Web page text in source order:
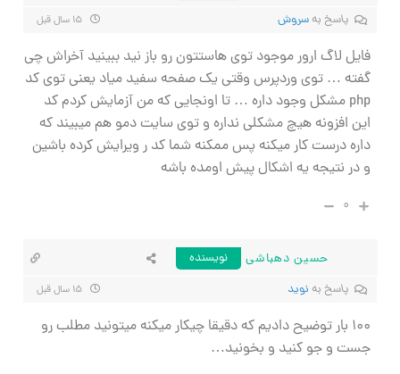
پاسخ بهسروش
فایل لاگ ارور موجود توی هاستتون رو باز نید ببینید آخراش چی
گفته … توی وردپرس وقتی یک صفحه سفید میاد یعنی توی کد
php مشکل وجود داره … تا اونجایی که من آزمایش کردم کد
این افزونه هیچ مشکلی نداره و توی سایت دمو هم میبیند که
داره درست کار میکنه پس ممکنه شما کد ر ویرایش کرده باشین
و در نتیجه یه اشکال پیش اومده باشه
۰
حسین دهباشی
نویسنده
پاسخ به نوید
۱۰۰ بار توضیح دادیم که دقیقا چیکار میکنه میتونید مطلب رو
جست و جو کنید و بخونید…